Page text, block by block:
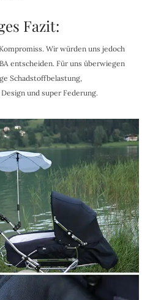
Fazit:
Wir würden uns jedoch
entscheiden. Für uns überwiegen
Schadstoffbelastung,
und super Federung.